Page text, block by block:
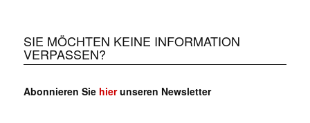
SIE MÖCHTEN KEINE INFORMATION
VERPASSEN?
Abonnieren Sie hierunseren Newsletter